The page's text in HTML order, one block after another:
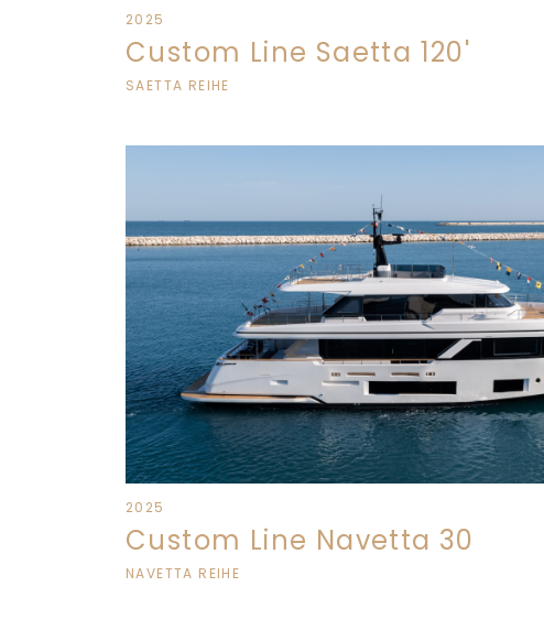
2025
Custom Line Saetta 120'
SAETTA REIHE
2025
Custom Line Navetta 30
NAVETTA REIHE